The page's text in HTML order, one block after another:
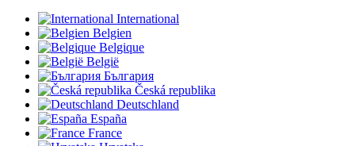
International
Belgien
Belgique
België
България
Česká republika
Deutschland
España
France